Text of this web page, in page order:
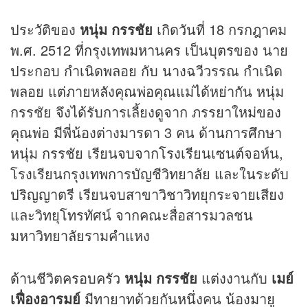
ประวัติของ หนุ่ม กรรชัย เกิดวันที่ 18 กรกฎาคม
พ.ศ. 2512 ที่กรุงเทพมหานคร เป็นบุตรของ นาย
ประกอบ กำเนิดพลอย กับ นางฉวีวรรณ กำเนิด
พลอย แต่ภายหลังคุณพ่อคุณแม่ได้หย่ากัน หนุ่ม
กรรชัย จึงได้รับการเลี้ยงดูจาก ภรรยาใหม่ของ
คุณพ่อ มีพี่น้องต่างมารดา 3 คน ด้านการศึกษา
หนุ่ม กรรชัย เรียนจบจากโรงเรียนเซนต์จอห์น,
โรงเรียนกรุงเทพการบัญชีวิทยาลัย และในระดับ
ปริญญาตรี เรียนจบสาขาวิชาวิทยุกระจายเสียง
และวิทยุโทรทัศน์ จากคณะสื่อสารมวลชน
มหาวิทยาลัยรามคำแหง
ด้านชีวิตครอบครัว หนุ่ม กรรชัย แต่งงานกับ เมย์
เฟื่องอารมย์ มีทายาทด้วยกันหนึ่งคน น้องมายู